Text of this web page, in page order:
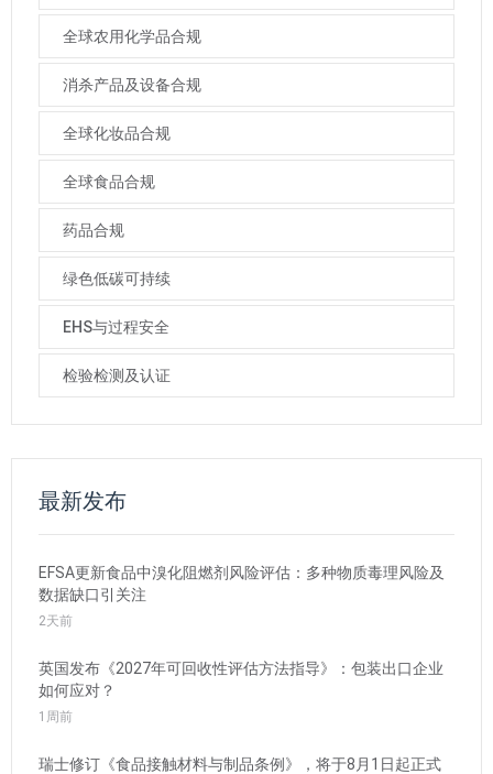
全球农用化学品合规
消杀产品及设备合规
全球化妆品合规
全球食品合规
药品合规
绿色低碳可持续
EHS与过程安全
检验检测及认证
最新发布
EFSA更新食品中溴化阻燃剂风险评估：多种物质毒理风险及
数据缺口引关注
2天前
英国发布《2027年可回收性评估方法指导》：包装出口企业
如何应对？
1周前
瑞士修订《食品接触材料与制品条例》，将于8月1日起正式